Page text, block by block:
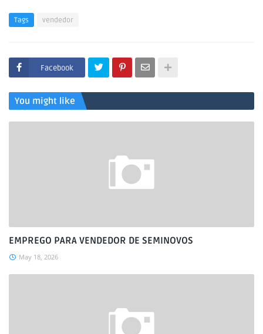
Tags vendedor
Facebook
You might like
EMPREGO PARA VENDEDOR DE SEMINOVOS
May 18, 2026